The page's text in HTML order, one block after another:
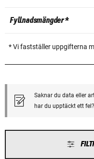
Fyllnadsmängder *
* Vi fastställer uppgifterna
Saknar du data eller
har du upptäckt ett